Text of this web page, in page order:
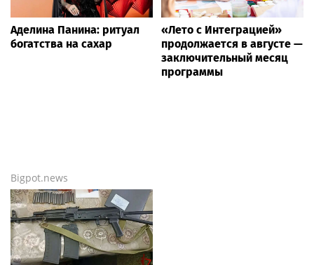
Аделина Панина: ритуал
богатства на сахар
«Лето с Интеграцией»
продолжается в августе —
заключительный месяц
программы
Bigpot.news